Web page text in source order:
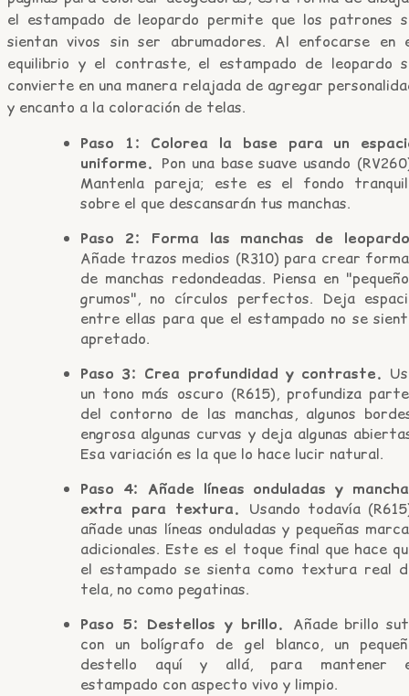
el estampado de leopardo permite que los patrones
sientan vivos sin ser abrumadores. Al enfocarse en
equilibrio y el contraste, el estampado de leopardo
convierte en una manera relajada de agregar
y encanto a la coloración de telas.
Paso 1: Colorea la base para un
uniforme. Pon una base suave usando
Mantenla pareja; este es el fondo
sobre el que descansarán tus manchas.
Paso 2: Forma las manchas de
Añade trazos medios (R310) para crear
de manchas redondeadas. Piensa en
grumos", no círculos perfectos. Deja
entre ellas para que el estampado no se
apretado.
Paso 3: Crea profundidad y contraste.
un tono más oscuro (R615), profundiza
del contorno de las manchas, algunos
engrosa algunas curvas y deja algunas
Esa variación es la que lo hace lucir natural.
Paso 4: Añade líneas onduladas y
extra para textura. Usando todavía
añade unas líneas onduladas y pequeñas
adicionales. Este es el toque final que hace
el estampado se sienta como textura real
tela, no como pegatinas.
Paso 5: Destellos y brillo. Añade brillo
con un bolígrafo de gel blanco, un
destello aquí y allá, para mantener
estampado con aspecto vivo y limpio.